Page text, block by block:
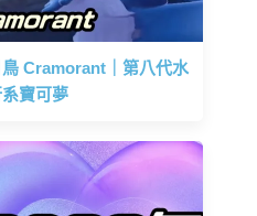
鳥 Cramorant｜第八代水
寶可夢